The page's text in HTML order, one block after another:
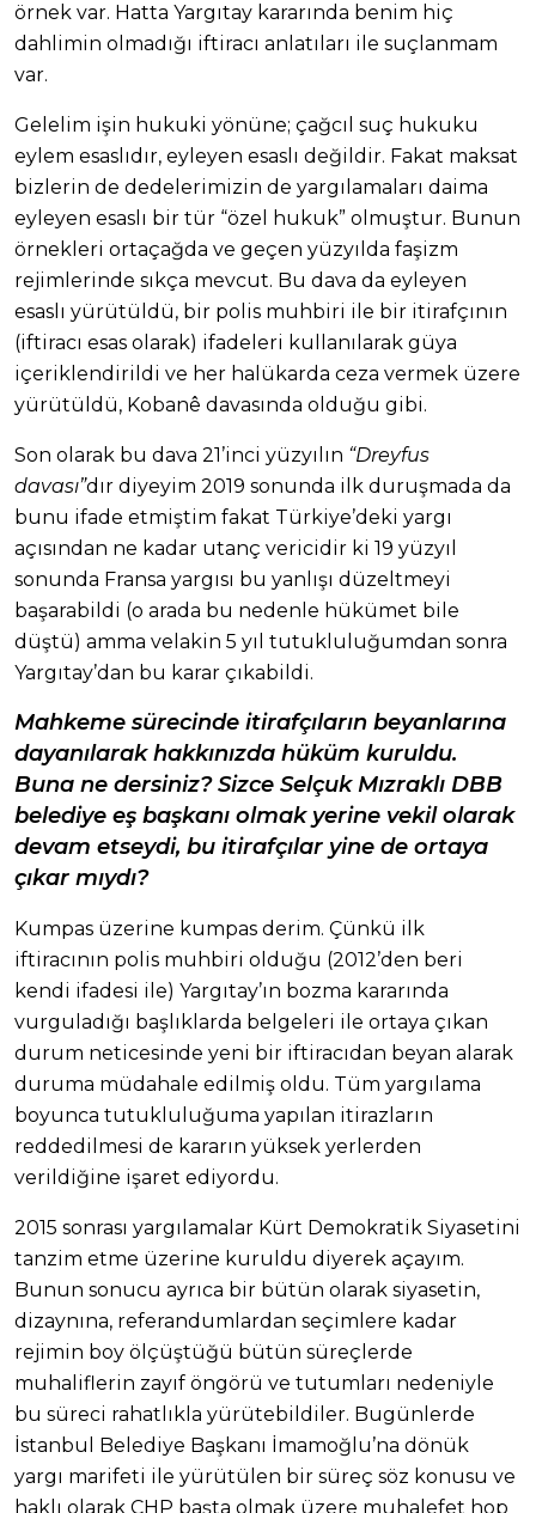
örnek var. Hatta Yargıtay kararında benim hiç
dahlimin olmadığı iftiracı anlatıları ile suçlanmam
var.
Gelelim işin hukuki yönüne; çağcıl suç hukuku
eylem esaslıdır, eyleyen esaslı değildir. Fakat maksat
bizlerin de dedelerimizin de yargılamaları daima
eyleyen esaslı bir tür “özel hukuk” olmuştur. Bunun
örnekleri ortaçağda ve geçen yüzyılda faşizm
rejimlerinde sıkça mevcut. Bu dava da eyleyen
esaslı yürütüldü, bir polis muhbiri ile bir itirafçının
(iftiracı esas olarak) ifadeleri kullanılarak güya
içeriklendirildi ve her halükarda ceza vermek üzere
yürütüldü, Kobanê davasında olduğu gibi.
Son olarak bu dava 21’inci yüzyılın “Dreyfus
davası”dır diyeyim 2019 sonunda ilk duruşmada da
bunu ifade etmiştim fakat Türkiye’deki yargı
açısından ne kadar utanç vericidir ki 19 yüzyıl
sonunda Fransa yargısı bu yanlışı düzeltmeyi
başarabildi (o arada bu nedenle hükümet bile
düştü) amma velakin 5 yıl tutukluluğumdan sonra
Yargıtay’dan bu karar çıkabildi.
Mahkeme sürecinde itirafçıların beyanlarına
dayanılarak hakkınızda hüküm kuruldu.
Buna ne dersiniz? Sizce Selçuk Mızraklı DBB
belediye eş başkanı olmak yerine vekil olarak
devam etseydi, bu itirafçılar yine de ortaya
çıkar mıydı?
Kumpas üzerine kumpas derim. Çünkü ilk
iftiracının polis muhbiri olduğu (2012’den beri
kendi ifadesi ile) Yargıtay’ın bozma kararında
vurguladığı başlıklarda belgeleri ile ortaya çıkan
durum neticesinde yeni bir iftiracıdan beyan alarak
duruma müdahale edilmiş oldu. Tüm yargılama
boyunca tutukluluğuma yapılan itirazların
reddedilmesi de kararın yüksek yerlerden
verildiğine işaret ediyordu.
2015 sonrası yargılamalar Kürt Demokratik Siyasetini
tanzim etme üzerine kuruldu diyerek açayım.
Bunun sonucu ayrıca bir bütün olarak siyasetin,
dizaynına, referandumlardan seçimlere kadar
rejimin boy ölçüştüğü bütün süreçlerde
muhaliflerin zayıf öngörü ve tutumları nedeniyle
bu süreci rahatlıkla yürütebildiler. Bugünlerde
İstanbul Belediye Başkanı İmamoğlu’na dönük
yargı marifeti ile yürütülen bir süreç söz konusu ve
haklı olarak CHP başta olmak üzere muhalefet hop